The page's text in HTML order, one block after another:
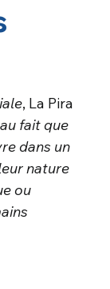
, La Pira
fait que
dans un
nature
ou